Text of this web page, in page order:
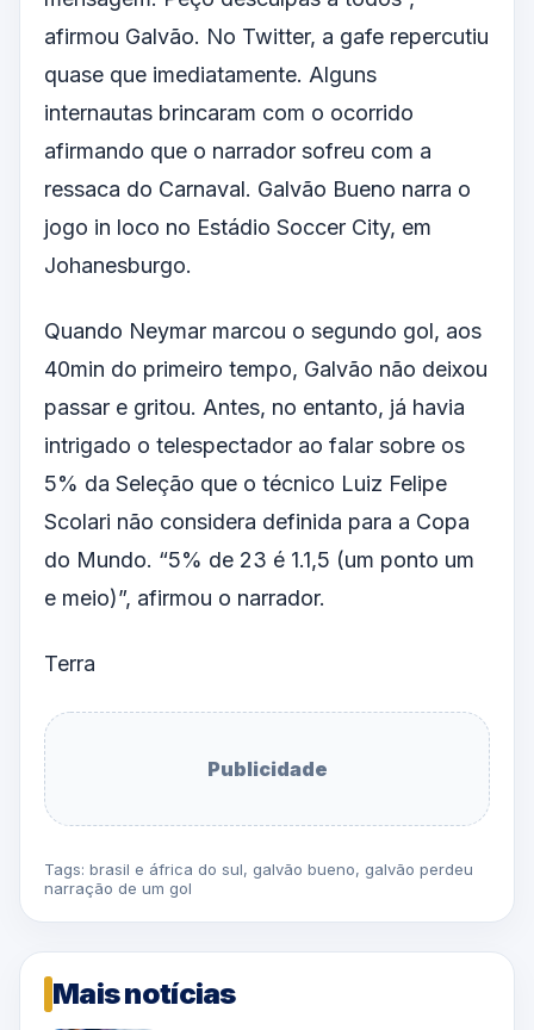
afirmou Galvão. No Twitter, a gafe repercutiu
quase que imediatamente. Alguns
internautas brincaram com o ocorrido
afirmando que o narrador sofreu com a
ressaca do Carnaval. Galvão Bueno narra o
jogo in loco no Estádio Soccer City, em
Johanesburgo.
Quando Neymar marcou o segundo gol, aos
40min do primeiro tempo, Galvão não deixou
passar e gritou. Antes, no entanto, já havia
intrigado o telespectador ao falar sobre os
5% da Seleção que o técnico Luiz Felipe
Scolari não considera definida para a Copa
do Mundo. “5% de 23 é 1.1,5 (um ponto um
e meio)”, afirmou o narrador.
Terra
Publicidade
Tags: brasil e áfrica do sul, galvão bueno, galvão perdeu
narração de um gol
Mais notícias